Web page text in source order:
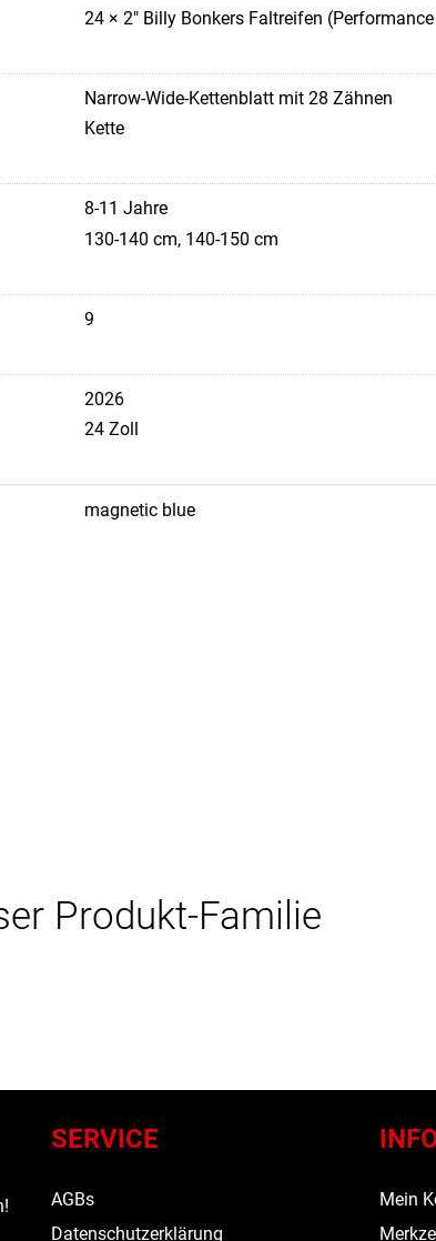
24 × 2" Billy Bonkers Faltreifen
Narrow-Wide-Kettenblatt mit 28 Zähnen
Kette
8-11 Jahre
130-140 cm, 140-150 cm
9
2026
24 Zoll
magnetic blue
Produkt-Familie
SERVICE
AGBs
Datenschutzerklärung
Mein